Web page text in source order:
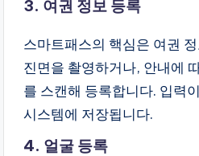
3. 여권 정보 등록
스마트패스의 핵심은 여권
진면을 촬영하거나, 안내에
를 스캔해 등록합니다. 입력
시스템에 저장됩니다.
4. 얼굴 등록